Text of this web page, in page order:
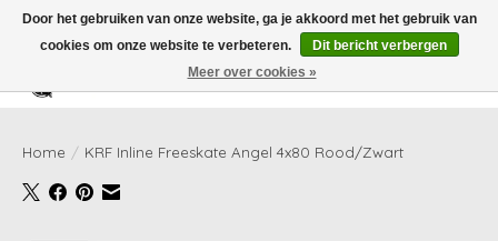
Verlanglijst
Home / KRF Inline Freeskate Angel 4x80 Rood/Zwart
Door het gebruiken van onze website, ga je akkoord met het gebruik van
cookies om onze website te verbeteren.
Dit bericht verbergen
Meer over cookies »